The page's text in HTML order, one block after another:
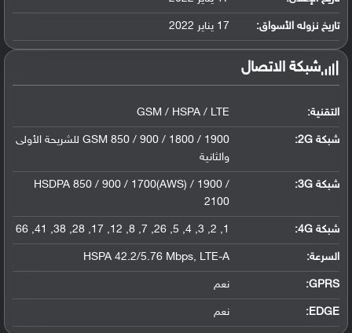
ليثيوم بوليمر سعة 5000 مللي أمبير, غير ق...
تاريخ نزوله الأسواق: 17 يناير 2022
شبكة الاتصال
التقنية: GSM / HSPA / LTE
شبكة 2G:
GSM 850 / 900 / 1800 / 1900 للشريحة الأولى
والثانية
شبكة 3G :
HSDPA 850 / 900 / 1700(AWS) / 1900 /
2100
شبكة 4G :
1, 2, 3, 4, 5, 26, 7, 8, 12, 17, 28, 38, 41, 66
السرعة: HSPA 42.2/5.76 Mbps, LTE-A
GPRS: نعم
EDGE: نعم